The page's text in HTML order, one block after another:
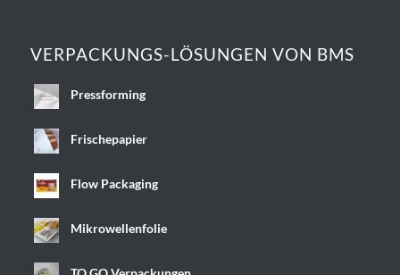
VERPACKUNGS-LÖSUNGEN VON BMS
Pressforming
Frischepapier
Flow Packaging
Mikrowellenfolie